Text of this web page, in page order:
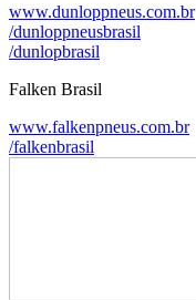
www.dunloppneus.com.br
/dunloppneusbrasil
/dunlopbrasil
Falken Brasil
www.falkenpneus.com.br
/falkenbrasil